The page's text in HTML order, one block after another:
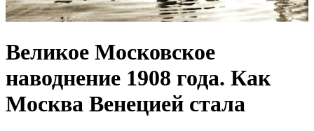
Великое Московское
наводнение 1908 года. Как
Москва Венецией стала